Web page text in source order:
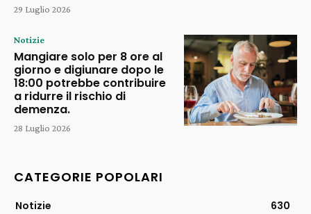
29 Luglio 2026
Notizie
Mangiare solo per 8 ore al
giorno e digiunare dopo le
18:00 potrebbe contribuire
a ridurre il rischio di
demenza.
28 Luglio 2026
CATEGORIE POPOLARI
Notizie
630